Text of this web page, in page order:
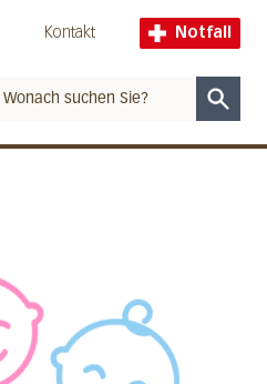
Kontakt Notfall